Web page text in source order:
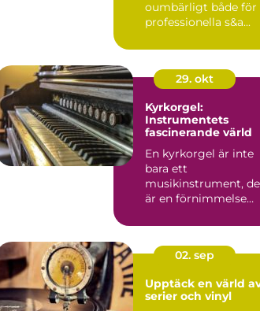
oumbärligt både för
professionella s&a...
29. okt
Kyrkorgel:
Instrumentets
fascinerande värld
En kyrkorgel är inte
bara ett
musikinstrument,
är en förnimmelse
02. sep
Upptäck en värld
serier och vinyl